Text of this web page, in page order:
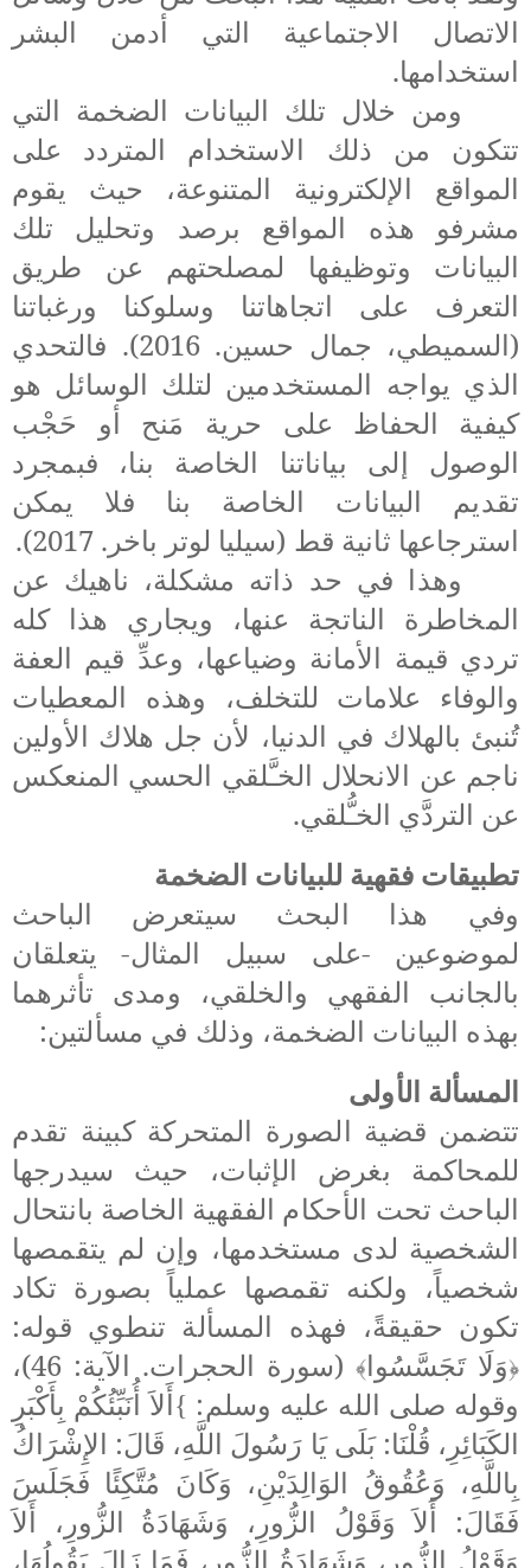
الاتصال الاجتماعية التي أدمن البشر
استخدامها.
ومن خلال تلك البيانات الضخمة التي
تتكون من ذلك الاستخدام المتردد على
المواقع الإلكترونية المتنوعة، حيث يقوم
مشرفو هذه المواقع برصد وتحليل تلك
البيانات وتوظيفها لمصلحتهم عن طريق
التعرف على اتجاهاتنا وسلوكنا ورغباتنا
(السميطي، جمال حسين. 2016 )
. فالتحدي
الذي يواجه المستخدمين لتلك الوسائل هو
كيفية الحفاظ على حرية مَنح أو حَجْب
الوصول إلى بياناتنا الخاصة بنا، فبمجرد
تقديم البيانات الخاصة بنا فلا يمكن
استرجاعها ثانية قط (سيليا لوتر باخر. 2017
).
وهذا في حد ذاته مشكلة، ناهيك عن
المخاطرة الناتجة عنها، ويجاري هذا كله
تردي قيمة الأمانة وضياعها، وعدِّ قيم العفة
والوفاء علامات للتخلف، وهذه المعطيات
تُنبئ بالهلاك في الدنيا، لأن جل هلاك الأولين
ناجم عن الانحلال الخـَّلقي الحسي المنعكس
عن التردَّي الخـُّلقي.
تطبيقات فقهية للبيانات الضخمة
وفي هذا البحث سيتعرض الباحث
لموضوعين -على سبيل المثال- يتعلقان
بالجانب الفقهي والخلقي، ومدى تأثرهما
بهذه البيانات الضخمة، وذلك في مسألتين:
المسألة الأولى
تتضمن قضية الصورة المتحركة كبينة تقدم
للمحاكمة بغرض الإثبات، حيث سيدرجها
الباحث تحت الأحكام الفقهية الخاصة بانتحال
الشخصية لدى مستخدمها، وإن لم يتقمصها
شخصياً، ولكنه تقمصها عملياً بصورة تكاد
تكون حقيقةً، فهذه المسألة تنطوي قوله:
﴿وَلَا تَجَسَّسُوا﴾
(سورة الحجرات. الآية: 46)،
وقوله صلى الله عليه وسلم: }أَلاَ أُنَبِّئُكُمْ بِأَكْبَرِ
الكَبَائِرِ، قُلْنَا: بَلَى يَا رَسُولَ اللَّهِ، قَالَ: الإِشْرَاكُ
بِاللَّهِ، وَعُقُوقُ الوَالِدَيْنِ، وَكَانَ مُتَّكِئًا فَجَلَسَ
فَقَالَ: أَلاَ وَقَوْلُ الزُّورِ، وَشَهَادَةُ الزُّورِ، أَلاَ